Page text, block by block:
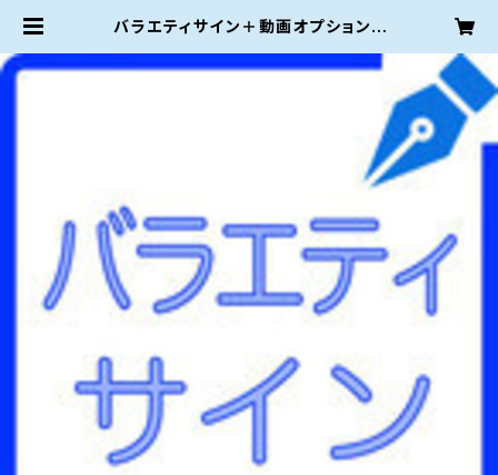
バラエティサイン＋動画オプション |